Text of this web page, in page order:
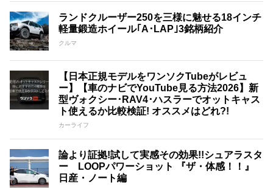
ランドクルーザー250を三様に魅せる18インチ
軽量鍛造ホイール｢A･LAP｣3銘柄紹介
クルマ
【日本正規モデルをワンソクTubeがレビュ
ー】【車のナビでYouTube見る方法2026】新
型ヴォクシー･RAV4･ハスラーでオットキャス
ト使えるか比較検証! オススメはどれ?!
カーライフ
論より証拠!試して実感その効果!!シュアラスタ
ー LOOPパワーショット 『ザ・体感！！』
日産・ノート編